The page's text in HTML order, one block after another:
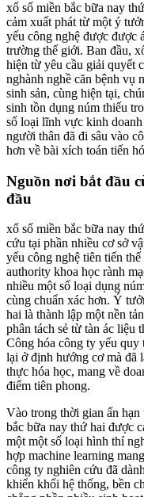
xổ số miền bắc bữa nay
cảm xuất phát từ một ý
yếu công nghệ được được
trường thế giới. Ban đầu,
hiện từ yêu cầu giải quyết
nghành nghề căn bệnh vụ
sinh sản, cùng hiện tại,
sinh tồn dụng núm thiếu
số loại lĩnh vực kinh
người thân đã đi sâu vào
hơn về bài xích toán tiến
Nguồn nơi bắt đầu
đầu
xổ số miền bắc bữa nay
cứu tại phần nhiều cơ sở
yếu công nghệ tiên tiến
authority khoa học rành
nhiều một số loại dụng
cùng chuẩn xác hơn. Ý
hai là thành lập một nền
phân tách sẻ từ tàn ác liệu
Công hóa công ty yếu
lại ở định hướng cơ mà đã
thực hóa học, mang về
điểm tiên phong.
Vào trong thời gian ấn
bắc bữa nay thứ hai được
một một số loại hình thí
hợp machine learning
công ty nghiên cứu đã
khiển khối hệ thống, bền